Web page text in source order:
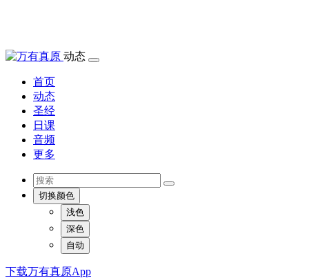
动态
首页
动态
圣经
日课
音频
更多
切换颜色
浅色
深色
自动
下载万有真原App